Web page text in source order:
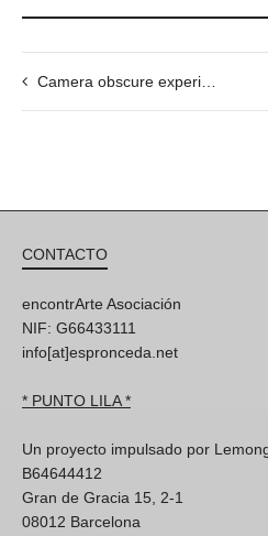
Camera obscure experience_Motors & So with Guilhem Senges
CONTACTO
encontrArte Asociación
NIF: G66433111
info[at]espronceda.net
* PUNTO LILA *
Un proyecto impulsado por
B64644412
Gran de Gracia 15, 2-1
08012 Barcelona